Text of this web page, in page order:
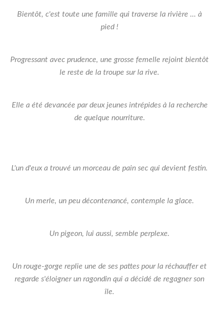
Bientôt, c'est toute une famille qui traverse la rivière ... à
pied !
Progressant avec prudence, une grosse femelle rejoint bientôt
le reste de la troupe sur la rive.
Elle a été devancée par deux jeunes intrépides à la recherche
de quelque nourriture.
L'un d'eux a trouvé un morceau de pain sec qui devient festin.
Un merle, un peu décontenancé, contemple la glace.
Un pigeon, lui aussi, semble perplexe.
Un rouge-gorge replie une de ses pattes pour la réchauffer et
regarde s'éloigner un ragondin qui a décidé de regagner son
île.